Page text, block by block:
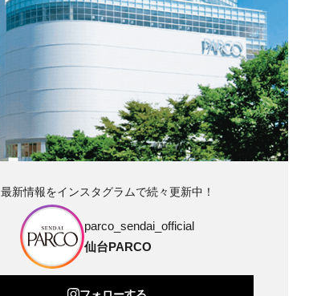
最新情報をインスタグラムで続々更新中！
parco_sendai_official
仙台PARCO